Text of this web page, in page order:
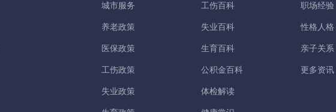
城市服务
养老政策
医保政策
工伤政策
失业政策
工伤百科
失业百科
生育百科
公积金百科
体检解读
职场经验
性格人格
亲子关系
更多资讯